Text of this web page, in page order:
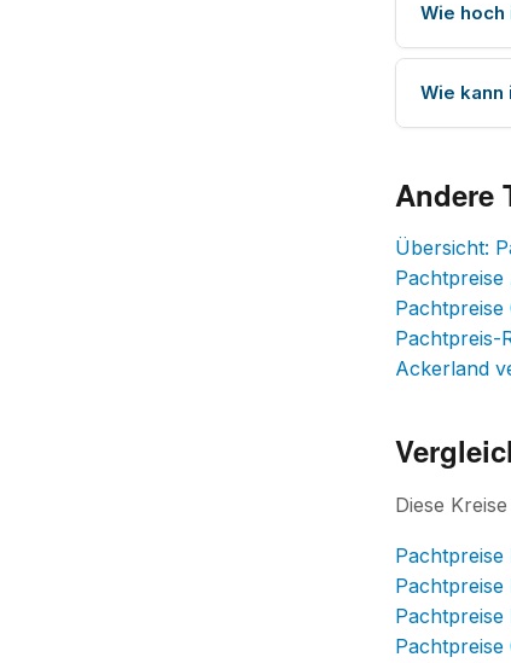
Wie
Wie kann
Andere
Übersicht:
Pachtpreis-
Ackerland
Diese
Pachtpreise
Pachtpreise